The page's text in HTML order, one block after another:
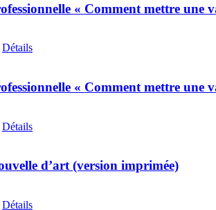
« Comment mettre une
Détails
« Comment mettre une
Détails
d’art (version imprimée)
Détails